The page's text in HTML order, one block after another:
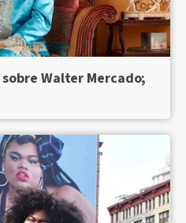
Walter Mercado;